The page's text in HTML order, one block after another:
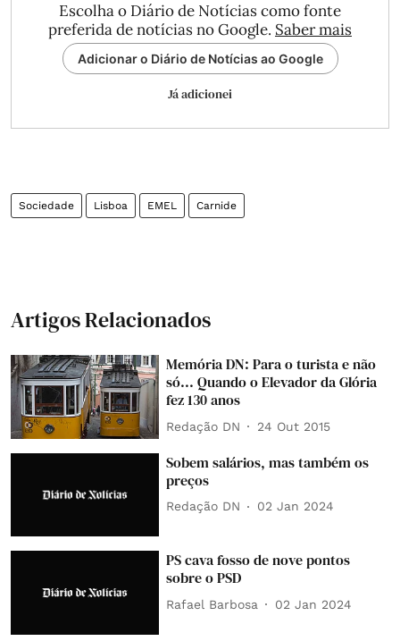
Escolha o Diário de Notícias como fonte
preferida de notícias no Google. Saber mais
Adicionar o Diário de Notícias ao Google
Já adicionei
Sociedade Lisboa EMEL Carnide
Artigos Relacionados
Memória DN: Para o turista e não
só... Quando o Elevador da Glória
fez 130 anos
Redação DN 24 Out 2015
Sobem salários, mas também os
preços
Redação DN 02 Jan 2024
PS cava fosso de nove pontos
sobre o PSD
Rafael Barbosa 02 Jan 2024